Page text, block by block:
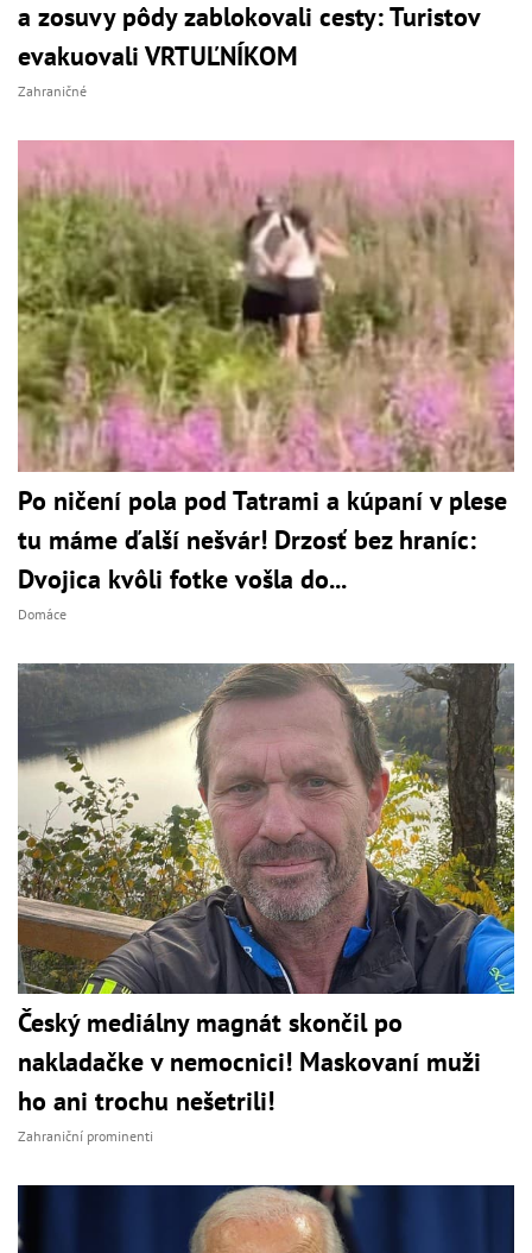
a zosuvy pôdy zablokovali cesty: Turistov
evakuovali VRTUĽNÍKOM
Zahraničné
Po ničení pola pod Tatrami a kúpaní v plese
tu máme ďalší nešvár! Drzosť bez hraníc:
Dvojica kvôli fotke vošla do...
Domáce
Český mediálny magnát skončil po
nakladačke v nemocnici! Maskovaní muži
ho ani trochu nešetrili!
Zahraniční prominenti